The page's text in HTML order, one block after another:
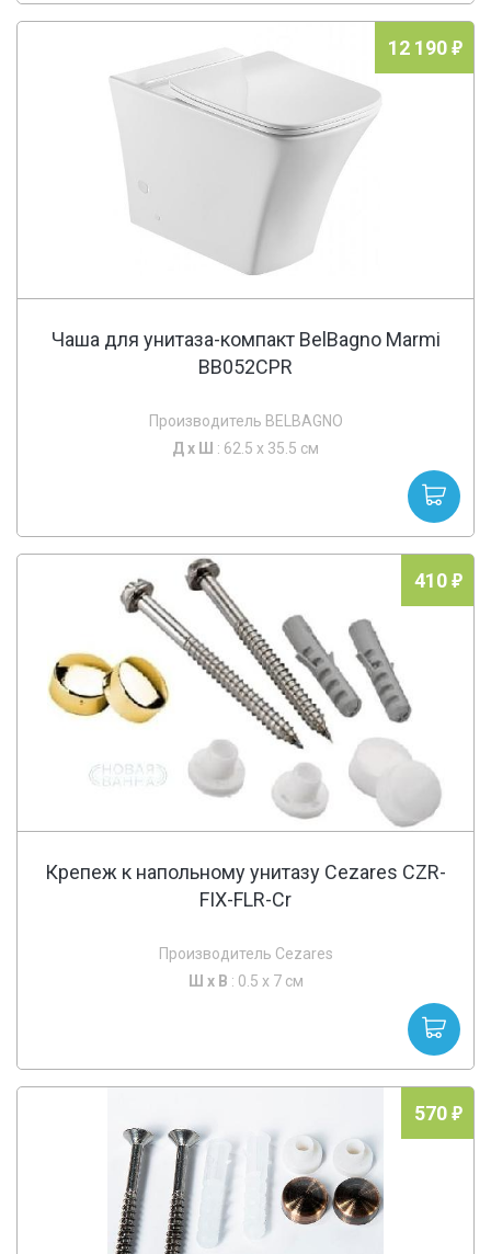
12 190
Чаша для унитаза-компакт BelBagno Marmi
BB052CPR
Производитель BELBAGNO
Д х Ш : 62.5 x 35.5 см
410
Крепеж к напольному унитазу Cezares CZR-
FIX-FLR-Cr
Производитель Cezares
Ш х В : 0.5 x 7 см
570